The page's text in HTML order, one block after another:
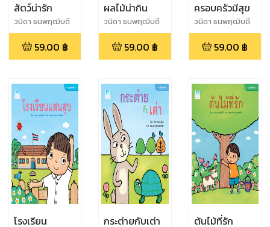
สัตว์น่ารัก
วนิดา ธนพฤฒิบดี
59.00 ฿
ผลไม้น่ากิน
วนิดา ธนพฤฒิบดี
59.00 ฿
ครอบครัวมีสุข
วนิดา ธนพฤฒิบดี
59.00 ฿
โรงเรียน
กระต่ายกับเต่า ต้นไม้ที่รัก